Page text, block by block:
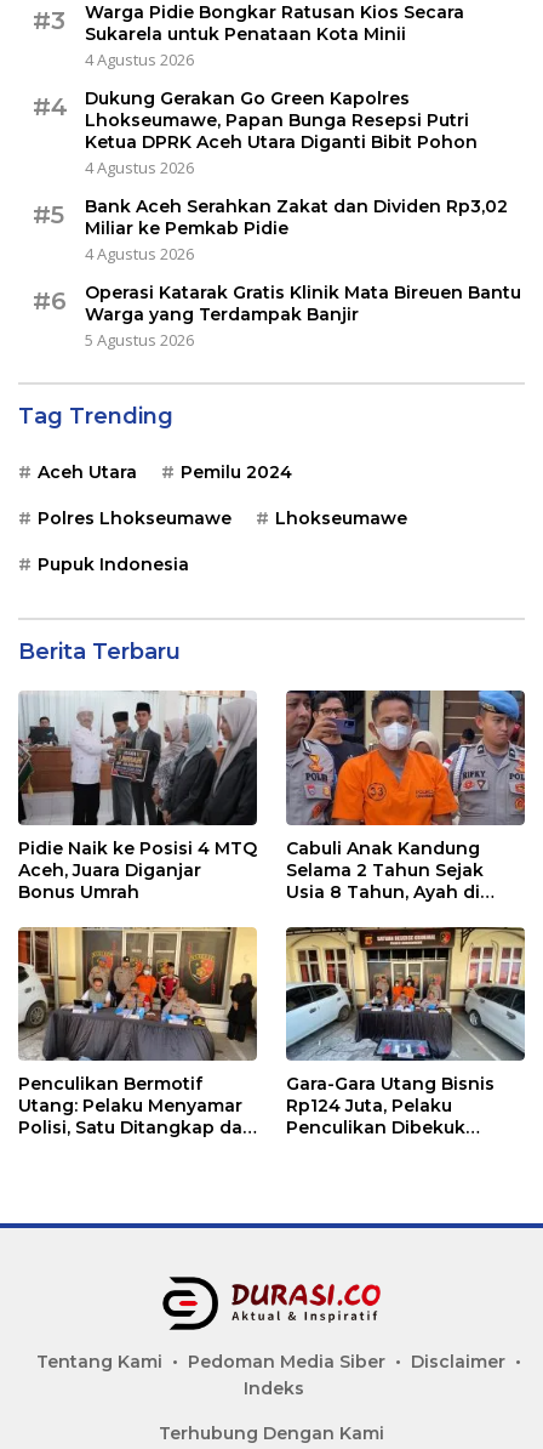
#3
Warga Pidie Bongkar Ratusan Kios Secara
Sukarela untuk Penataan Kota Minii
4 Agustus 2026
#4
Dukung Gerakan Go Green Kapolres
Lhokseumawe, Papan Bunga Resepsi Putri
Ketua DPRK Aceh Utara Diganti Bibit Pohon
4 Agustus 2026
#5
Bank Aceh Serahkan Zakat dan Dividen Rp3,02
Miliar ke Pemkab Pidie
4 Agustus 2026
#6
Operasi Katarak Gratis Klinik Mata Bireuen Bantu
Warga yang Terdampak Banjir
5 Agustus 2026
Tag Trending
Aceh Utara Pemilu 2024
Polres Lhokseumawe Lhokseumawe
Pupuk Indonesia
Berita Terbaru
Pidie Naik ke Posisi 4 MTQ
Aceh, Juara Diganjar
Bonus Umrah
Cabuli Anak Kandung
Selama 2 Tahun Sejak
Usia 8 Tahun, Ayah di
Polisi
Penculikan Bermotif
Utang: Pelaku Menyamar
Polisi, Satu Ditangkap dan
Gara-Gara Utang Bisnis
Rp124 Juta, Pelaku
Penculikan Dibekuk
Tentang Kami Pedoman Media Siber
Disclaimer
Indeks
Terhubung Dengan Kami